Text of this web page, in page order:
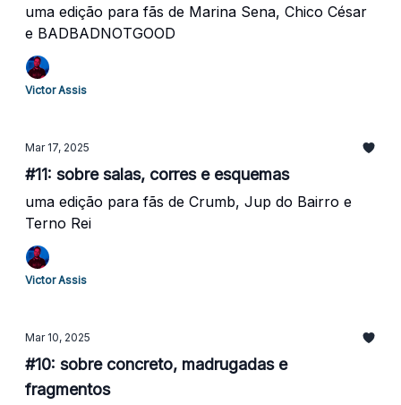
uma edição para fãs de Marina Sena, Chico César
e BADBADNOTGOOD
Victor Assis
Mar 17, 2025
#11: sobre salas, corres e esquemas
uma edição para fãs de Crumb, Jup do Bairro e
Terno Rei
Victor Assis
Mar 10, 2025
#10: sobre concreto, madrugadas e
fragmentos